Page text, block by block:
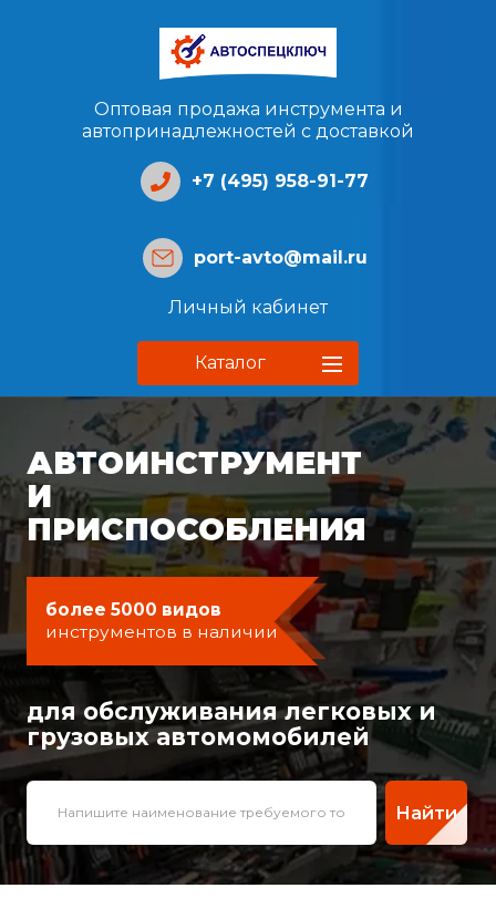
Оптовая продажа инструмента и
автопринадлежностей с доставкой
+7 (495) 958-91-77
port-avto@mail.ru
Личный кабинет
Каталог
АВТОИНСТРУМЕНТ
И
ПРИСПОСОБЛЕНИЯ
более 5000 видов
инструментов в наличии
для обслуживания легковых и
грузовых автомомобилей
Найти